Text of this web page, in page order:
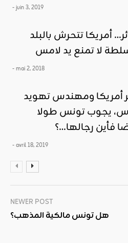
- juin 3, 2019
أمريكا تتحرش بالبلد
- mai 2, 2018
أمريكا ومهندس تهويد
يجوب تونس طولا
- avril 18, 2019
NEWER POST
هل تونس مالكية المذهب؟